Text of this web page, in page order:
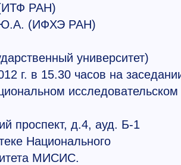
РАН)
Ю.А. (ИФХЭ РАН)
университет)
г. в 15.30 часов на
исследовательском
проспект, д.4, ауд. Б-1
Национального
МИСИС.